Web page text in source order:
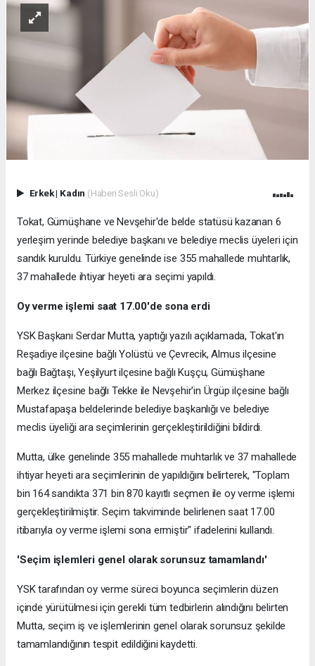
Erkek| Kadın (Haberi Sesli Oku)
Tokat, Gümüşhane ve Nevşehir'de belde statüsü kazanan 6
yerleşim yerinde belediye başkanı ve belediye meclis üyeleri için
sandık kuruldu. Türkiye genelinde ise 355 mahallede muhtarlık,
37 mahallede ihtiyar heyeti ara seçimi yapıldı.
Oy verme işlemi saat 17.00'de sona erdi
YSK Başkanı Serdar Mutta, yaptığı yazılı açıklamada, Tokat'ın
Reşadiye ilçesine bağlı Yolüstü ve Çevrecik, Almus ilçesine
bağlı Bağtaşı, Yeşilyurt ilçesine bağlı Kuşçu, Gümüşhane
Merkez ilçesine bağlı Tekke ile Nevşehir'in Ürgüp ilçesine bağlı
Mustafapaşa beldelerinde belediye başkanlığı ve belediye
meclis üyeliği ara seçimlerinin gerçekleştirildiğini bildirdi.
Mutta, ülke genelinde 355 mahallede muhtarlık ve 37 mahallede
ihtiyar heyeti ara seçimlerinin de yapıldığını belirterek, "Toplam
bin 164 sandıkta 371 bin 870 kayıtlı seçmen ile oy verme işlemi
gerçekleştirilmiştir. Seçim takviminde belirlenen saat 17.00
itibarıyla oy verme işlemi sona ermiştir" ifadelerini kullandı.
'Seçim işlemleri genel olarak sorunsuz tamamlandı'
YSK tarafından oy verme süreci boyunca seçimlerin düzen
içinde yürütülmesi için gerekli tüm tedbirlerin alındığını belirten
Mutta, seçim iş ve işlemlerinin genel olarak sorunsuz şekilde
tamamlandığının tespit edildiğini kaydetti.